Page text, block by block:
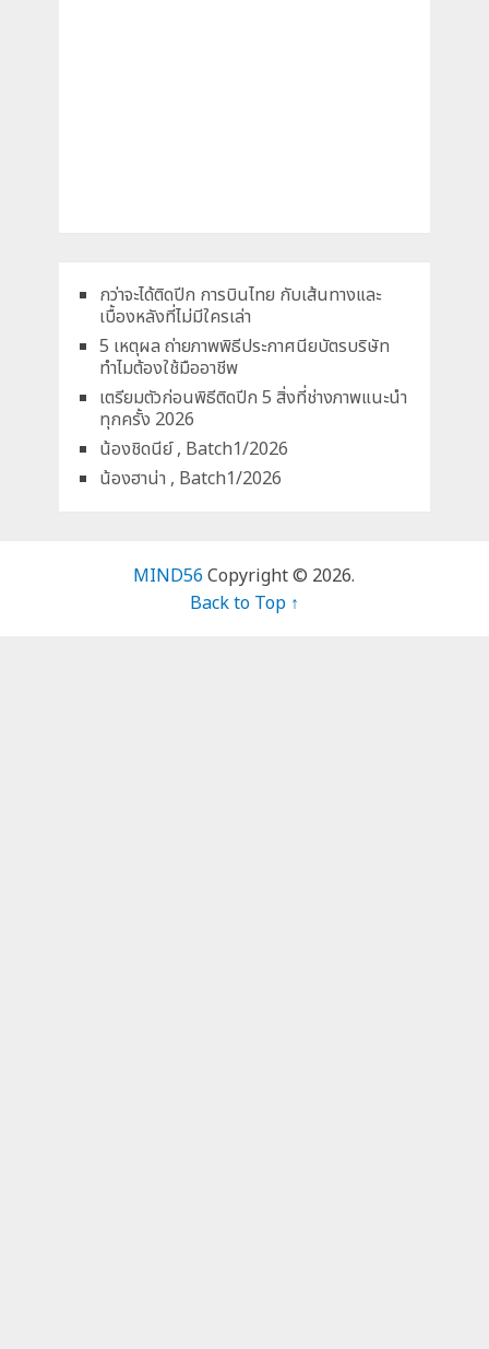
กว่าจะได้ติดปีก การบินไทย กับเส้นทางและ
เบื้องหลังที่ไม่มีใครเล่า
5 เหตุผล ถ่ายภาพพิธีประกาศนียบัตรบริษัท
ทำไมต้องใช้มืออาชีพ
เตรียมตัวก่อนพิธีติดปีก 5 สิ่งที่ช่างภาพแนะนำ
ทุกครั้ง 2026
น้องชิดนีย์ , Batch1/2026
น้องฮาน่า , Batch1/2026
MIND56 Copyright © 2026.
Back to Top ↑